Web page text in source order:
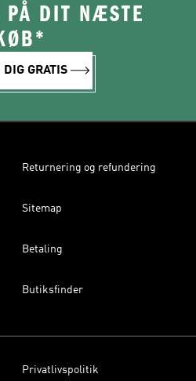
PÅ DIT NÆSTE
GRATIS
Returnering og refundering
Sitemap
Betaling
Butiksfinder
Privatlivspolitik